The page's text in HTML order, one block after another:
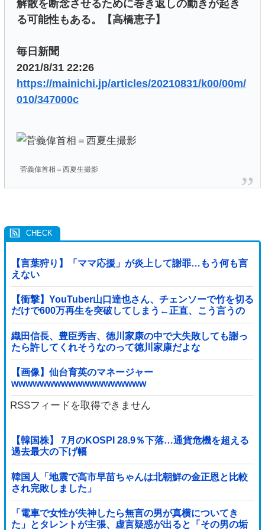
解散を断念させるために巻き返しの動きが起き
る可能性もある。【高橋恵子】
毎日新聞
2021/8/31 22:26
https://mainichi.jp/articles/20210831/k00/00m/
010/347000c
菅義偉首相＝西夏生撮影
【言葉狩り】「ママ応援」が炎上して謝罪…もう何も言
えない
【衝撃】YouTuber山口達也さん、チェンソーで竹を切る
だけで600万再生を突破してしまう←正直、こう言うの
でいいんだよなw w w w w w w w
織田信長、豊臣秀吉、徳川家康の中で大失敗しても謝っ
たら許してくれそうなのって徳川家康だよな
【画像】仙台育英のマネージャー
wwwwwwwwwwwwwwwwwww
RSSフィードを取得できません
【韓国株】 7月のKOSPI 28.9％下落…通貨危機を超える
過去最大の下げ幅
韓国人「地震で高市早苗ちゃんは北朝鮮の金正恩と比較
され完敗しました」
「電車で女性が失神したら無言の男が真横についてき
た」とタレントが主張、虚言疑惑が出ると「その男の垢